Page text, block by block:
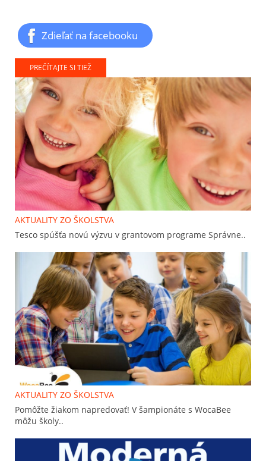
Zdieľať na facebooku
PREČÍTAJTE SI TIEŽ
AKTUALITY ZO ŠKOLSTVA
Tesco spúšťa novú výzvu v grantovom programe Správne..
AKTUALITY ZO ŠKOLSTVA
Pomôžte žiakom napredovať! V šampionáte s WocaBee
môžu školy..